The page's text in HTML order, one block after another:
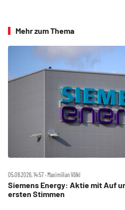
Mehr zum Thema
05.08.2026, 14:57 ‧ Maximilian Völkl
Siemens Energy: Aktie mit Auf
ersten Stimmen